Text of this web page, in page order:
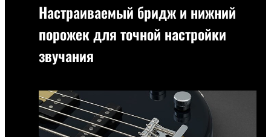
Настраиваемый бридж и нижний
порожек для точной настройки
звучания